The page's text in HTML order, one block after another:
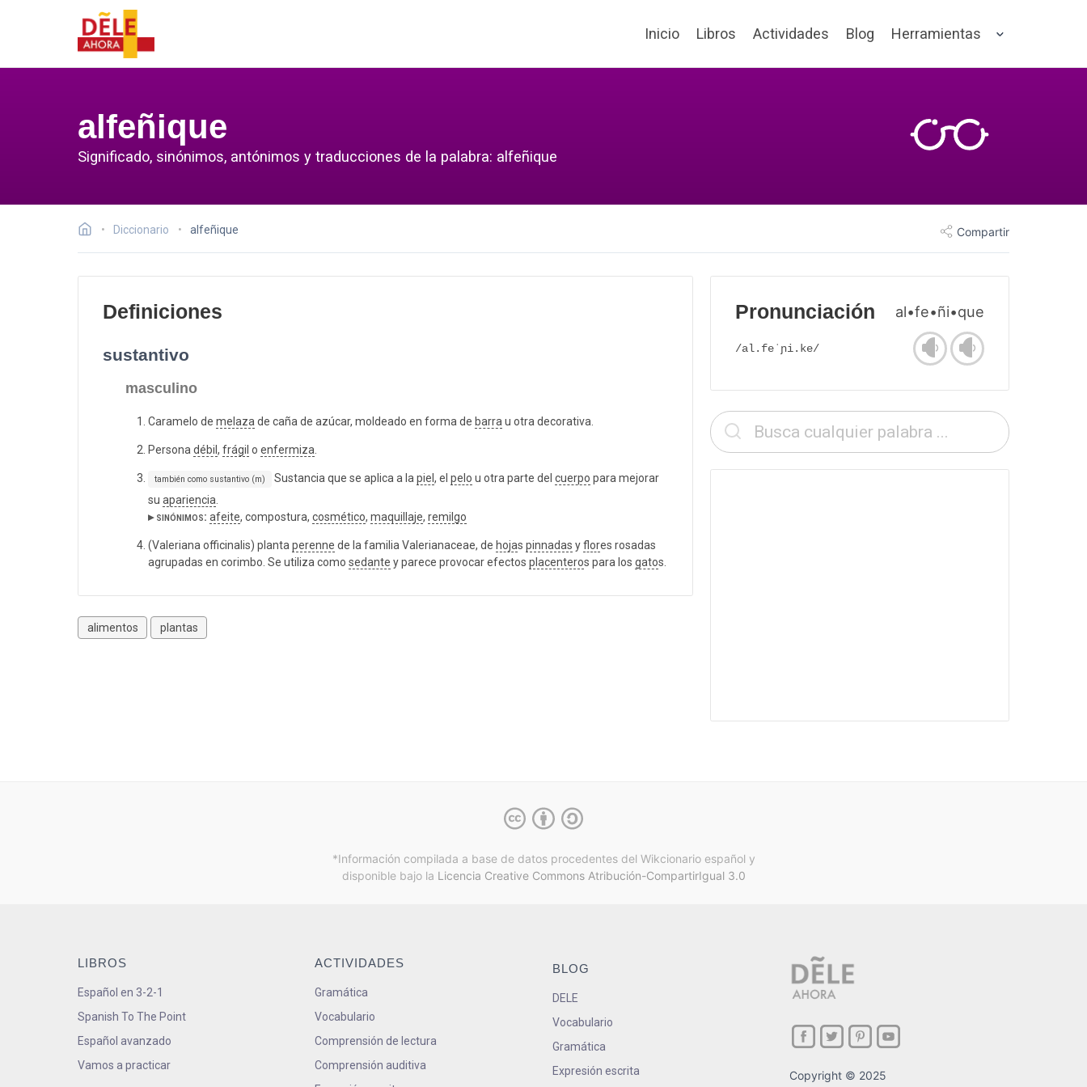
Inicio Libros Actividades Blog Herramientas
alfeñique
Significado, sinónimos, antónimos y traducciones de la palabra: alfeñique
Diccionario alfeñique Compartir
Definiciones
sustantivo
masculino
Caramelo de melazade caña de azúcar, moldeado en forma de barrau otra decorativa.
Personadébil , frágil o enfermiza.
también como sustantivo (m) Sustancia que se aplica a lapiel , el pelo u otra parte del cuerpo para mejorar
su apariencia.
▸ sinónimos: afeite, compostura, cosmético, maquillaje, remilgo
(Valeriana officinalis) plantaperenne de la familia Valerianaceae, de hojas pinnadas yflores rosadas
agrupadas en corimbo. Se utiliza como sedante y parece provocar efectos placenteros para los gatos.
alimentos plantas
Pronunciación al•fe•ñi•que
/al.feˈɲi.ke/
*Información compilada a base de datos procedentes del Wikcionario español y
disponible bajo la Licencia Creative Commons Atribución-CompartirIgual 3.0
LIBROS
Español en 3-2-1
Spanish To The Point
Español avanzado
Vamos a practicar
ACTIVIDADES
Gramática
Vocabulario
Comprensión de lectura
Comprensión auditiva
BLOG
DELE
Vocabulario
Gramática
Expresión escrita
Copyright © 2025